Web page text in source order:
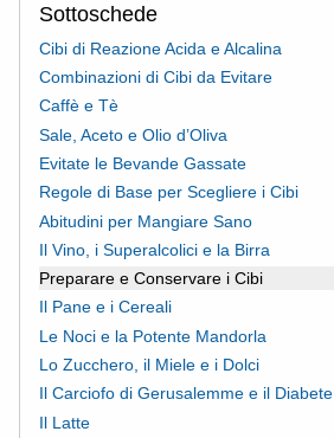
Sottoschede
Cibi di Reazione Acida e Alcalina
Combinazioni di Cibi da Evitare
Caffè e Tè
Sale, Aceto e Olio d’Oliva
Evitate le Bevande Gassate
Regole di Base per Scegliere i Cibi
Abitudini per Mangiare Sano
Il Vino, i Superalcolici e la Birra
Preparare e Conservare i Cibi
Il Pane e i Cereali
Le Noci e la Potente Mandorla
Lo Zucchero, il Miele e i Dolci
Il Carciofo di Gerusalemme e il Diabete
Il Latte